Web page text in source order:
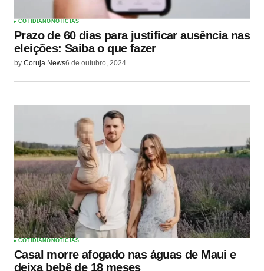
COTIDIANO NOTÍCIAS
Prazo de 60 dias para justificar ausência nas
eleições: Saiba o que fazer
by Coruja News6 de outubro, 2024
COTIDIANO NOTÍCIAS
Casal morre afogado nas águas de Maui e
deixa bebê de 18 meses